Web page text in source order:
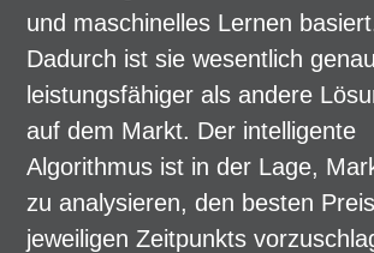
und maschinelles Lernen
Dadurch ist sie wesentlich
leistungsfähiger als andere
auf dem Markt. Der intelligente
Algorithmus ist in der Lage,
zu analysieren, den besten
jeweiligen Zeitpunkts